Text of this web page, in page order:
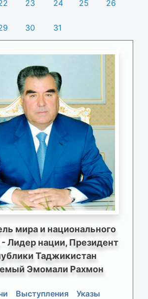
23 24 25 26
30 31
мира и национального
Лидер нации, Президент
Таджикистан
Эмомали Рахмон
Выступления
Указы